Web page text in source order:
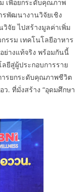
เพื่อยกระดับคุณภาพ
พัฒนางานวิจัยเชิง
จัย ไปสร้างมูลค่าเพิ่ม
รรม เทคโนโลยีอาหาร
ย่างแท้จริง พร้อมกันนี้
ยีสู่ผู้ประกอบการราย
ารยกระดับคุณภาพชีวิต
. ที่มั่งสร้าง “อุดมศึกษา